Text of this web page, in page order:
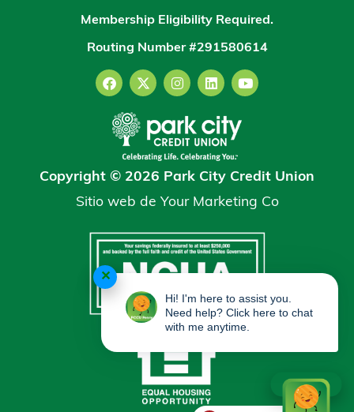
Membership Eligibility Required.
Routing Number #291580614
Copyright © 2026 Park City Credit Union
Sitio web de Your Marketing Co
✕
Hi! I'm here to assist you.
Need help? Click here to chat
with me anytime.